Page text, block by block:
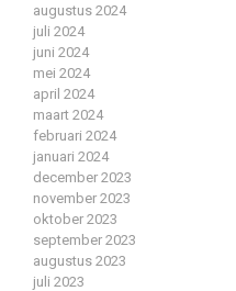
augustus 2024
juli 2024
juni 2024
mei 2024
april 2024
maart 2024
februari 2024
januari 2024
december 2023
november 2023
oktober 2023
september 2023
augustus 2023
juli 2023